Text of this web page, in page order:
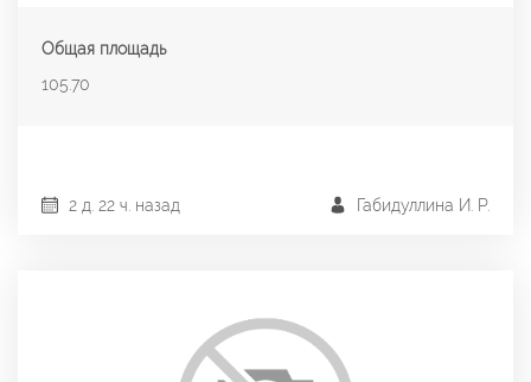
Общая площадь
105.70
Габидуллина И. Р.
2 д. 22 ч. назад